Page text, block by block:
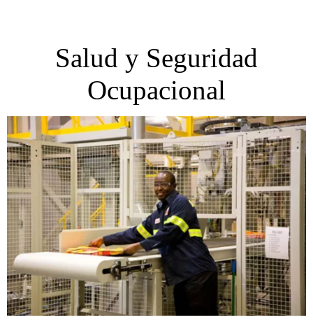
Salud y Seguridad
Ocupacional